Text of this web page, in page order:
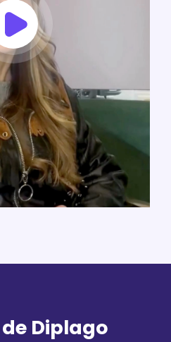
de Diplago